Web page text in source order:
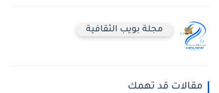
مجلة بويب الثقافية
مقالات قد تهمك